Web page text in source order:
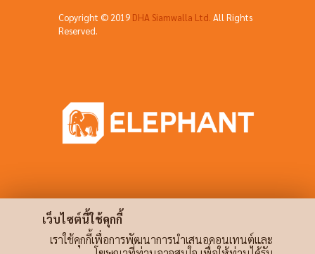
Copyright © 2019 DHA Siamwalla Ltd. All Rights
Reserved.
เว็บไซต์นี้ใช้คุกกี้
เราใช้คุกกี้เพื่อการพัฒนาการนำเสนอคอนเทนต์และ